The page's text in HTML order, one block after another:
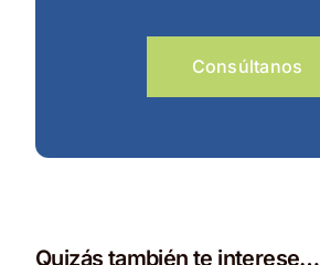
Consúltanos
Quizás también te interese…